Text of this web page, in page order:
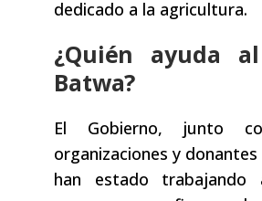
dedicado a la agricultura.
¿Quién ayuda
Batwa?
El Gobierno, junto
organizaciones y
han estado trabajando